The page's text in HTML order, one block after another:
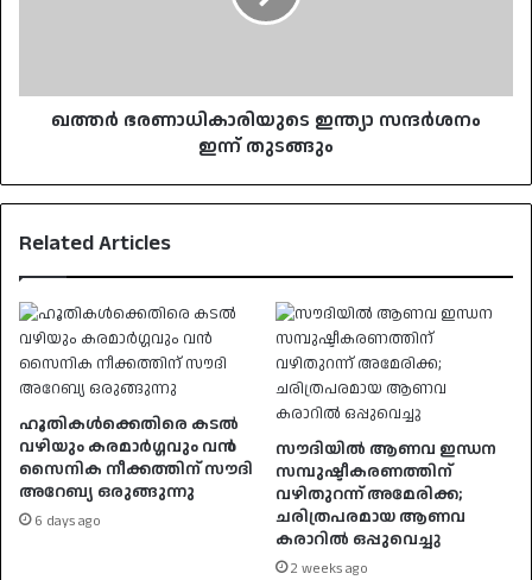
ഖത്തര്‍ ഭരണാധികാരിയുടെ ഇന്ത്യാ സന്ദര്‍ശനം
ഇന്ന് തുടങ്ങും
Related Articles
ഹൂതികൾക്കെതിരെ കടൽ
വഴിയും കരമാർഗ്ഗവും വൻ
സൈനിക നീക്കത്തിന് സൗദി
അറേബ്യ ഒരുങ്ങുന്നു
6 days ago
സൗദിയിൽ ആണവ ഇന്ധന
സമ്പുഷ്ടീകരണത്തിന്
വഴിതുറന്ന് അമേരിക്ക;
ചരിത്രപരമായ ആണവ
കരാറിൽ ഒപ്പുവെച്ചു
2 weeks ago